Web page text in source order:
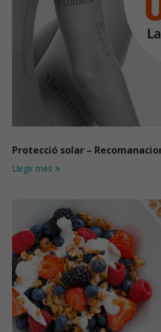
Protecció solar –
Llegir més